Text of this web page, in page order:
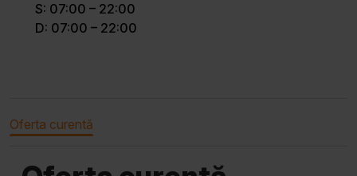
S: 07:00 – 22:00
D: 07:00 – 22:00
Oferta curentă